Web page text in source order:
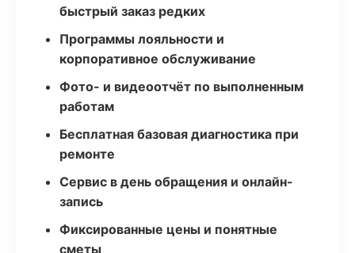
быстрый заказ редких
Программы лояльности и
корпоративное обслуживание
Фото- и видеоотчёт по выполненным
работам
Бесплатная базовая диагностика при
ремонте
Сервис в день обращения и онлайн-
запись
Фиксированные цены и понятные
сметы